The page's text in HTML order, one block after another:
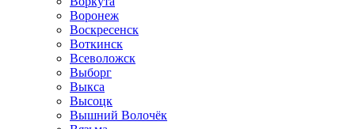
Воронеж
Воскресенск
Воткинск
Всеволожск
Выборг
Выкса
Высоцк
Вышний Волочёк